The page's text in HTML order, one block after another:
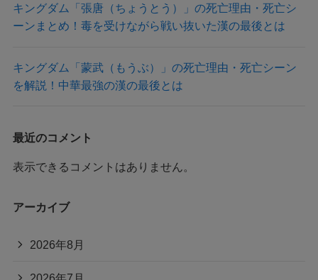
キングダム「張唐（ちょうとう）」の死亡理由・死亡シ
ーンまとめ！毒を受けながら戦い抜いた漢の最後とは
キングダム「蒙武（もうぶ）」の死亡理由・死亡シーン
を解説！中華最強の漢の最後とは
最近のコメント
表示できるコメントはありません。
アーカイブ
2026年8月